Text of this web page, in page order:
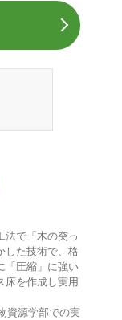
法で「木の突っ
した技術で、格
「圧縮」に強い
床を作成し実用
資源学部での実